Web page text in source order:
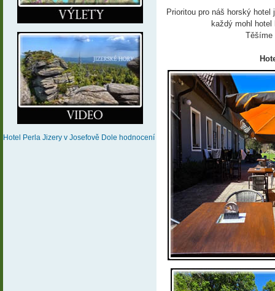
Hotel Perla Jizery v Josefově Dole hodnocení
Prioritou pro náš horský
každý mohl
Těšíme